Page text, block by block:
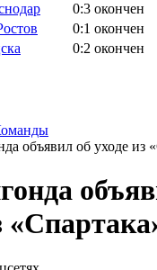
0:3 окончен
0:1 окончен
0:2 окончен
объявил об уходе из